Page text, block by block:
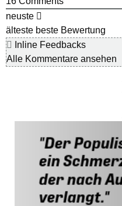
neuste
älteste beste Bewertung
Inline Feedbacks
Alle Kommentare ansehen